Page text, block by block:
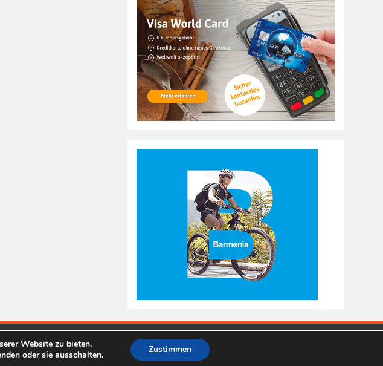
ByBlazeThemes
Website zu bieten.
oder sie ausschalten. Zustimmen